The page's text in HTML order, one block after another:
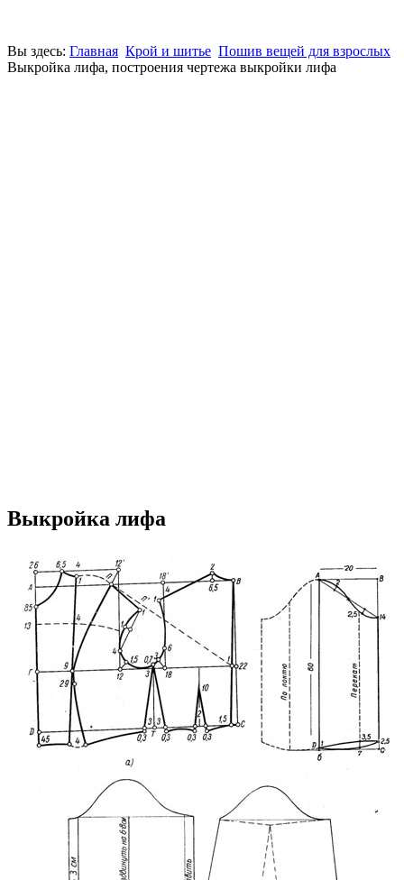
Вы здесь: Главная Крой и шитье Пошив вещей для взрослых
Выкройка лифа, построения чертежа выкройки лифа
Выкройка лифа